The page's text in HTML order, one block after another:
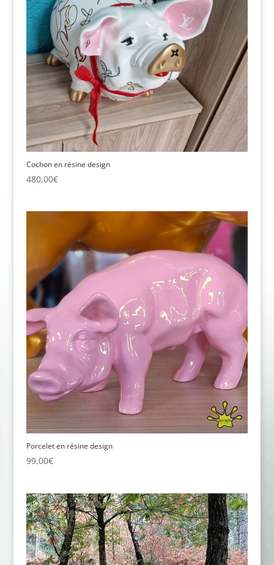
Cochon en résine design
480,00€
Porcelet en résine design
99,00€